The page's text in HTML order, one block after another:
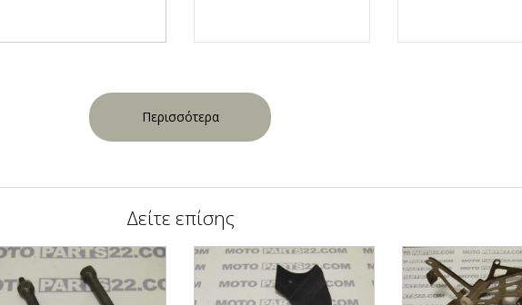
Περισσότερα
Δείτε επίσης